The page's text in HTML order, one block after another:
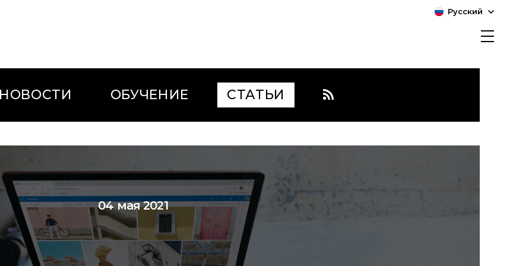
Русский
ОБУЧЕНИЕ СТАТЬИ
04 мая 2021